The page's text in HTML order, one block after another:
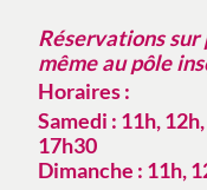
Réservations
même au pôle
Horaires :
Samedi : 11h,
17h30
Dimanche : 11h,